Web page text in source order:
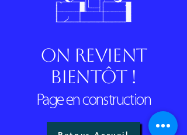
On revient
bientôt !
Page en construction